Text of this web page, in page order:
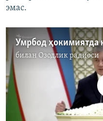
эмас.
билан Озодлик радиоси
Айни дамда